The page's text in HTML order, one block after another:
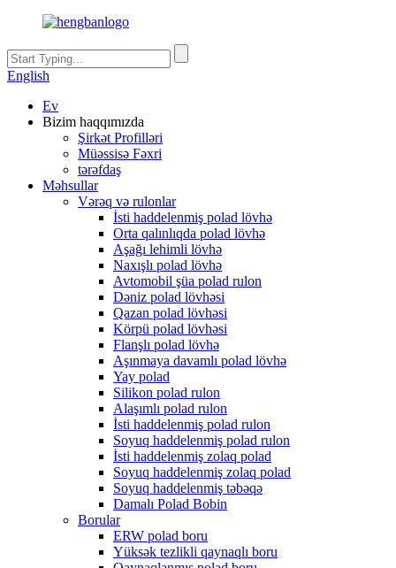
English
Ev
Bizim haqqımızda
Şirkət Profilləri
Müəssisə Fəxri
tərəfdaş
Məhsullar
Vərəq və rulonlar
İsti haddelenmiş polad lövhə
Orta qalınlıqda polad lövhə
Aşağı lehimli lövhə
Naxışlı polad lövhə
Avtomobil şüa polad rulon
Dəniz polad lövhəsi
Qazan polad lövhəsi
Körpü polad lövhəsi
Flanşlı polad lövhə
Aşınmaya davamlı polad lövhə
Yay polad
Silikon polad rulon
Alaşımlı polad rulon
İsti haddelenmiş polad rulon
Soyuq haddelenmiş polad rulon
İsti haddelenmiş zolaq polad
Soyuq haddelenmiş zolaq polad
Soyuq haddelenmiş təbəqə
Damalı Polad Bobin
Borular
ERW polad boru
Yüksək tezlikli qaynaqlı boru